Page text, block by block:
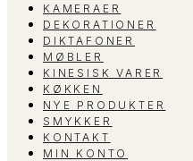
KAMERAER
DEKORATIONER
DIKTAFONER
MØBLER
KINESISK VARER
KØKKEN
NYE PRODUKTER
SMYKKER
KONTAKT
MIN KONTO